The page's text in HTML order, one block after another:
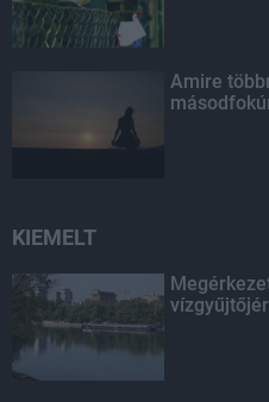
Amire
KIEMELT